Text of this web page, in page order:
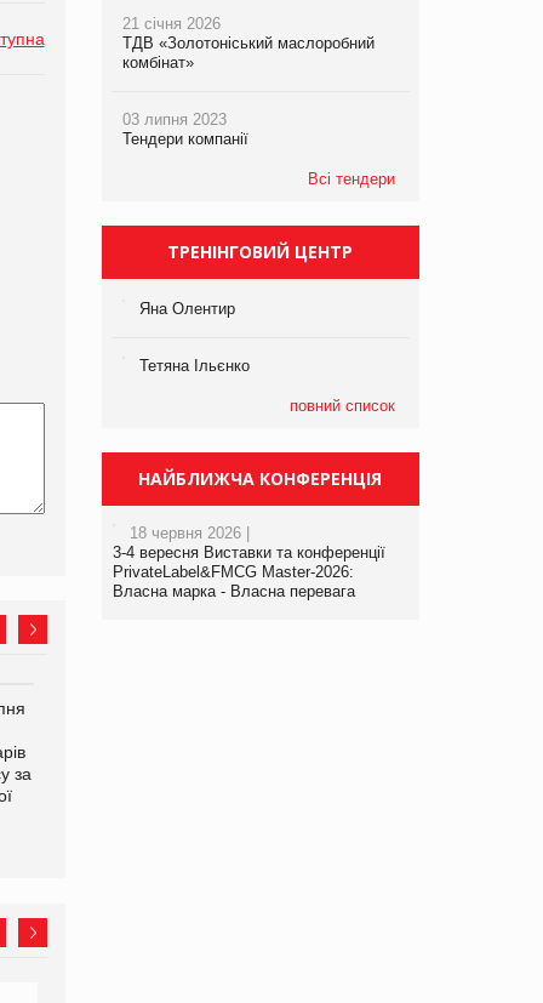
за
21 січня 2026
ТДВ «Золотоніський маслоробний
комбінат»
03 липня 2023
Тендери компанії
Всі тендери
ТРЕНІНГОВИЙ ЦЕНТР
Яна Олентир
Тетяна Ільєнко
повний список
НАЙБЛИЖЧА КОНФЕРЕНЦІЯ
18 червня 2026 |
3-4 вересня Виставки та конференції
PrivateLabel&FMCG Master-2026:
Власна марка - Власна перевага